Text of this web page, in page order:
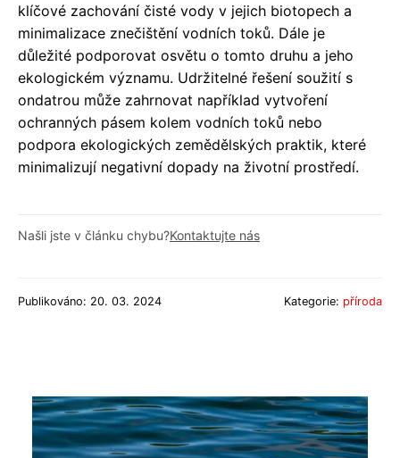
klíčové zachování čisté vody v jejich biotopech a
minimalizace znečištění vodních toků. Dále je
důležité podporovat osvětu o tomto druhu a jeho
ekologickém významu. Udržitelné řešení soužití s
ondatrou může zahrnovat například vytvoření
ochranných pásem kolem vodních toků nebo
podpora ekologických zemědělských praktik, které
minimalizují negativní dopady na životní prostředí.
Našli jste v článku chybu?Kontaktujte nás
Publikováno: 20. 03. 2024 Kategorie: příroda